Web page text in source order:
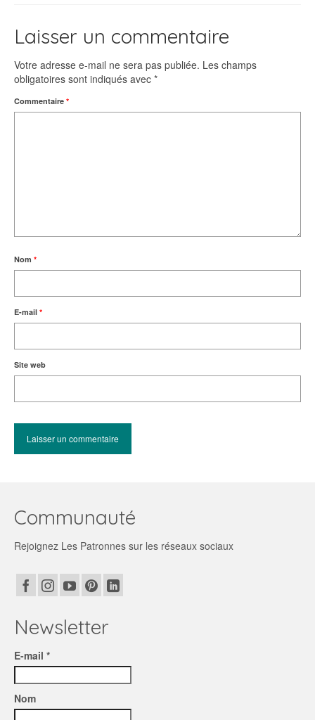
Laisser un commentaire
Votre adresse e-mail ne sera pas publiée. Les champs
obligatoires sont indiqués avec *
Commentaire *
Nom *
E-mail *
Site web
Communauté
Rejoignez Les Patronnes sur les réseaux sociaux
Newsletter
E-mail *
Nom